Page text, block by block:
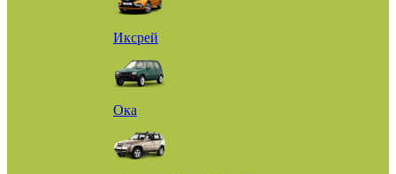
Иксрей
Ока